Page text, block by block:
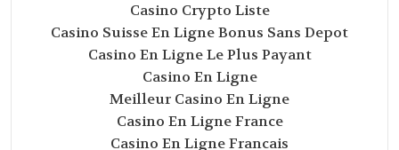
Casino Crypto Liste
Casino Suisse En Ligne Bonus Sans Depot
Casino En Ligne Le Plus Payant
Casino En Ligne
Meilleur Casino En Ligne
Casino En Ligne France
Casino En Ligne Francais